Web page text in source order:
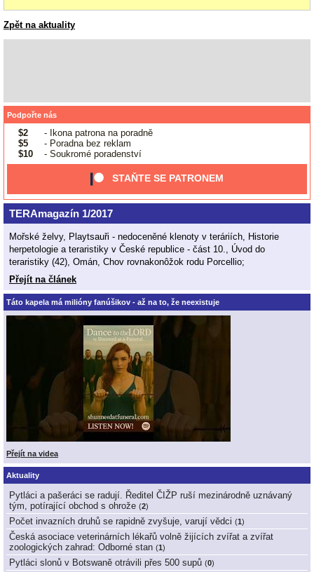
Zpět na aktuality
Podpořte nás
$2
- Ikona patrona na poradně
$5
- Poradna bez reklam
$10
- Soukromé poradenství
STAŇTE SE PATRONEM
TERAmagazín 1/2017
Mořské želvy, Playtsauři - nedoceněné klenoty v teráriích, Historie
herpetologie a teraristiky v České republice - část 10., Úvod do
teraristiky (42), Omán, Chov rovnakonôžok rodu Porcellio;
Přejít na článek
Táto kapela má milióny fanúšikov - až na to, že neexistuje
Přejít na videa
Aktuality
Pytláci a pašeráci se radují. Ředitel ČIŽP ruší mezinárodně uznávaný
tým, potírající obchod s ohrože (2)
Počet invazních druhů se rapidně zvyšuje, varují vědci (1 )
Česká asociace veterinárních lékařů volně žijících zvířat a zvířat
zoologických zahrad: Odborné stan (1 )
Pytláci slonů v Botswaně otrávili přes 500 supů (0)